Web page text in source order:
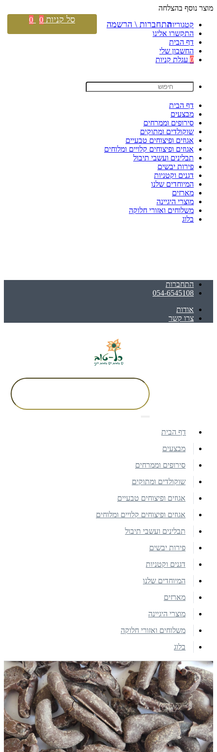
מוצר נוסף בהצלחה
קטגוריות
התקשרו אלינו
דף הבית
החשבון שלי
0 עגלת קניות
דף הבית
מבצעים
סירופים וממרחים
שוקולדים ומתוקים
אגוזים ופיצוחים טבעיים
אגוזים ופיצוחים קלויים ומלוחים
תבלינים ועשבי תיבול
פירות יבשים
דגנים וקטניות
המיוחדים שלנו
מארזים
מוצרי היגיינה
משלוחים ואזורי חלוקה
בלוג
התחברות
054-6545108
אודות
צרו קשר
התחברות \ הרשמה סל קניות 0
0
דף הבית
מבצעים
סירופים וממרחים
שוקולדים ומתוקים
אגוזים ופיצוחים טבעיים
אגוזים ופיצוחים קלויים ומלוחים
תבלינים ועשבי תיבול
פירות יבשים
דגנים וקטניות
המיוחדים שלנו
מארזים
מוצרי היגיינה
משלוחים ואזורי חלוקה
בלוג